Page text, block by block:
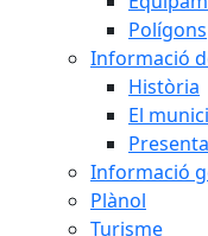
Polígons
Informació
Història
El
Informació
Plànol
Turisme